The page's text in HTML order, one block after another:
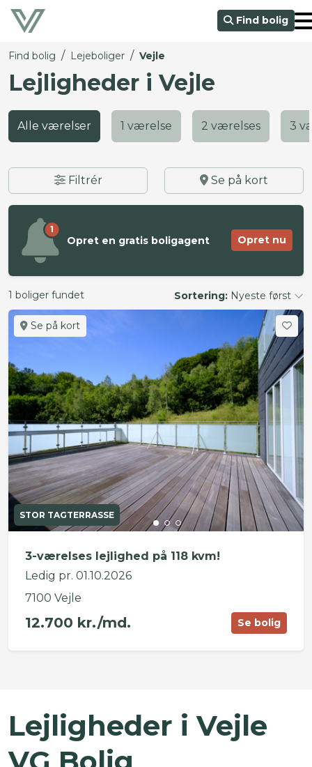
Find bolig
Find bolig / Lejeboliger / Vejle
Lejligheder i Vejle
Alle værelser 1 værelse 2 værelses 3
Filtrér Se på kort
1
Opret en gratis boligagent Opret nu
1 boliger fundet Sortering: Nyeste først
Se på kort
STOR TAGTERRASSE
3-værelses lejlighed på 118 kvm!
Ledig pr. 01.10.2026
7100 Vejle
12.700 kr./md. Se bolig
−
Lejligheder i Vejle